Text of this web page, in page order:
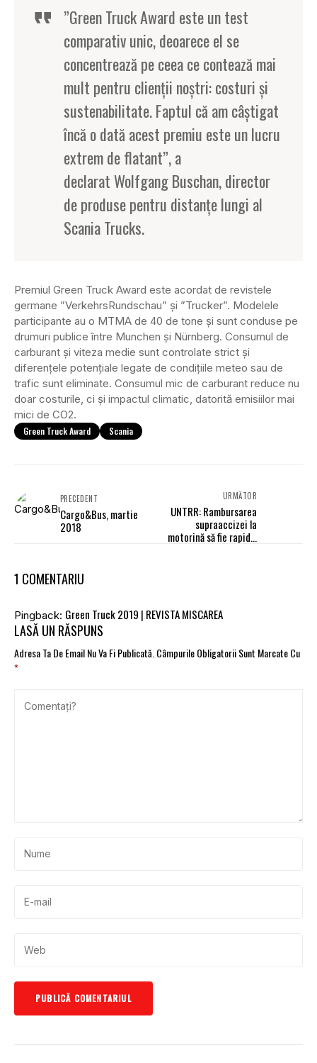
”Green Truck Award este un test
comparativ unic, deoarece el se
concentrează pe ceea ce contează mai
mult pentru clienții noștri: costuri și
sustenabilitate. Faptul că am câștigat
încă o dată acest premiu este un lucru
extrem de flatant”, a
declarat Wolfgang Buschan, director
de produse pentru distanțe lungi al
Scania Trucks.
Premiul Green Truck Award este acordat de revistele
germane ”VerkehrsRundschau” și ”Trucker”. Modelele
participante au o MTMA de 40 de tone și sunt conduse pe
drumuri publice între Munchen și Nürnberg. Consumul de
carburant și viteza medie sunt controlate strict și
diferențele potențiale legate de condițiile meteo sau de
trafic sunt eliminate. Consumul mic de carburant reduce nu
doar costurile, ci și impactul climatic, datorită emisiilor mai
mici de CO2.
Green Truck Award Scania
PRECEDENT
Cargo&Bus, martie
2018
URMĂTOR
UNTRR: Rambursarea
supraaccizei la
motorină să fie rapidă,
1 COMENTARIU
Pingback: Green Truck 2019 | REVISTA MISCAREA
LASĂ UN RĂSPUNS
Adresa Ta De Email Nu Va Fi Publicată. Câmpurile Obligatorii Sunt Marcate Cu
*